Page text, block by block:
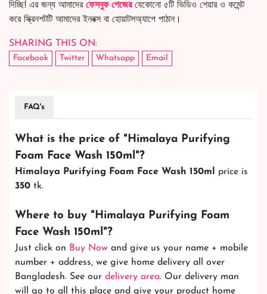
দিচ্ছি! এর জন্য আমাদের ফেসবুক পেজেরযেকোনো ৫টি ভিডিও শেয়ার ও কমেন্ট
করে স্ক্রিনশটটি আমাদের ইনবক্স বা হোয়াটসঅ্যাপে পাঠান।
SHARING THIS ON:
Facebook Twitter Whatsapp Email
FAQ's
What is the price of "Himalaya Purifying
Foam Face Wash 150ml"?
Himalaya Purifying Foam Face Wash 150ml
price is
350 tk.
Where to buy "Himalaya Purifying Foam
Face Wash 150ml"?
Just click on Buy Now and give us your name + mobile
number + address, we give home delivery all over
Bangladesh. See our delivery area. Our delivery man
will go to all this place and give your product home